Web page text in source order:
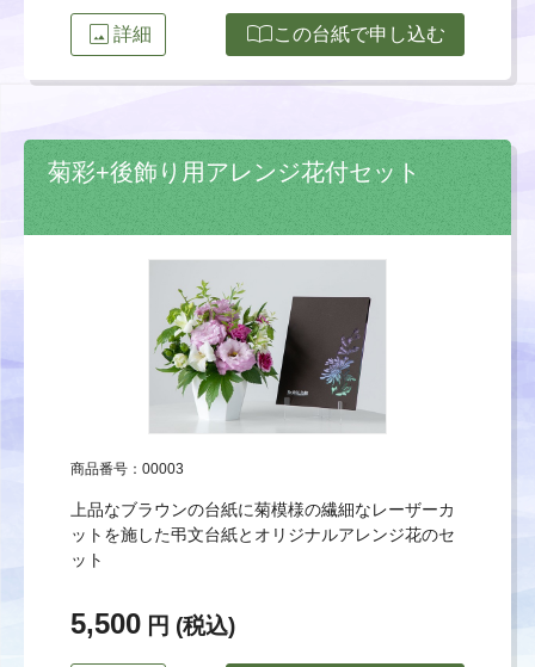
image 詳細 import_contactsこの台紙で申し込む
菊彩+後飾り用アレンジ花付セット
商品番号：00003
上品なブラウンの台紙に菊模様の繊細なレーザーカ
ットを施した弔文台紙とオリジナルアレンジ花のセ
ット
5,500 円 (税込)